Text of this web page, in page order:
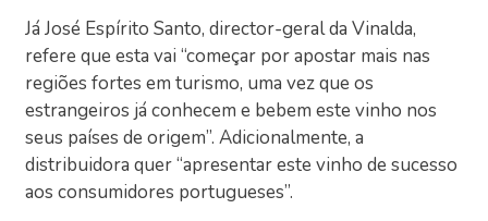
Já José Espírito Santo, director-geral da Vinalda,
refere que esta vai “começar por apostar mais nas
regiões fortes em turismo, uma vez que os
estrangeiros já conhecem e bebem este vinho nos
seus países de origem”. Adicionalmente, a
distribuidora quer “apresentar este vinho de sucesso
aos consumidores portugueses”.